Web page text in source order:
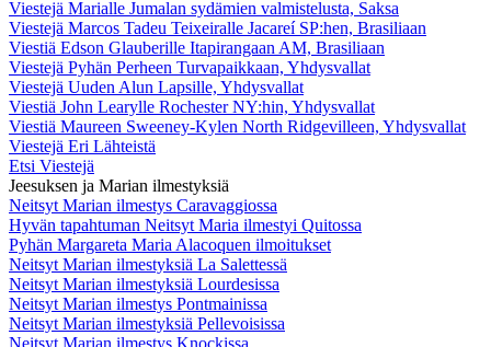
Viestejä Marialle Jumalan sydämien valmistelusta, Saksa
Viestejä Marcos Tadeu Teixeiralle Jacareí SP:hen, Brasiliaan
Viestiä Edson Glauberille Itapirangaan AM, Brasiliaan
Viestejä Pyhän Perheen Turvapaikkaan, Yhdysvallat
Viestejä Uuden Alun Lapsille, Yhdysvallat
Viestiä John Learylle Rochester NY:hin, Yhdysvallat
Viestiä Maureen Sweeney-Kylen North Ridgevilleen, Yhdysvallat
Viestejä Eri Lähteistä
Etsi Viestejä
Jeesuksen ja Marian ilmestyksiä
Neitsyt Marian ilmestys Caravaggiossa
Hyvän tapahtuman Neitsyt Maria ilmestyi Quitossa
Pyhän Margareta Maria Alacoquen ilmoitukset
Neitsyt Marian ilmestyksiä La Salettessä
Neitsyt Marian ilmestyksiä Lourdesissa
Neitsyt Marian ilmestys Pontmainissa
Neitsyt Marian ilmestyksiä Pellevoisissa
Neitsyt Marian ilmestys Knockissa